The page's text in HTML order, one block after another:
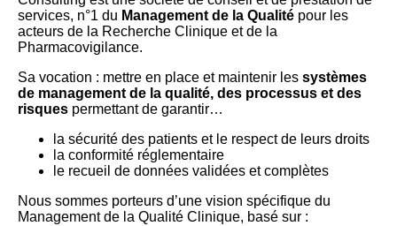
services, n°1 du Management de la Qualité pour les
acteurs de la Recherche Clinique et de la
Pharmacovigilance.
Sa vocation : mettre en place et maintenir les systèmes
de management de la qualité, des processus et des
risques permettant de garantir…
la sécurité des patients et le respect de leurs droits
la conformité réglementaire
le recueil de données validées et complètes
Nous sommes porteurs d’une vision spécifique du
Management de la Qualité Clinique, basé sur :